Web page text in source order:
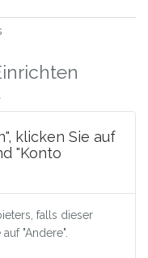
klicken Sie auf
"Konto
falls dieser
"Andere".